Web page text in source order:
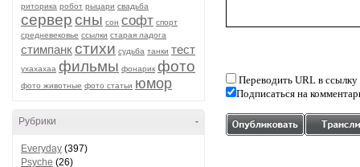
риторика робот рыцари свадьба
серверсны сон софт спорт
средневековье ссылки старая ладога
стимпанкстихи судьба танки тест
ухахахаа фильмы фонарик фото
фото животные фото статьи юмор
-
Рубрики
Everyday (397)
Psyche (26)
Переводить URL в ссылку
Подписаться на